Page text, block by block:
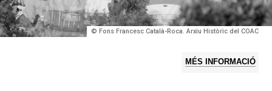
© Fons Francesc Català-Roca. Arxiu Històric del COAC
MÉS INFORMACIÓ